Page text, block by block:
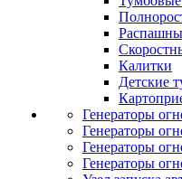
Калитки
Детские
Генераторы
Генераторы
Генераторы
Генераторы